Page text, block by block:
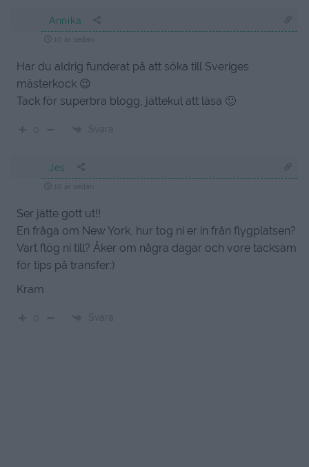
Annika
10 år sedan
Har du aldrig funderat på att söka till Sveriges
mästerkock 😉
Tack för superbra blogg, jättekul att läsa 🙂
Svara
Jes
10 år sedan
Ser jätte gott ut!!
En fråga om New York, hur tog ni er in från flygplatsen?
Vart flög ni till? Åker om några dagar och vore tacksam
för tips på transfer:)
Kram
Svara